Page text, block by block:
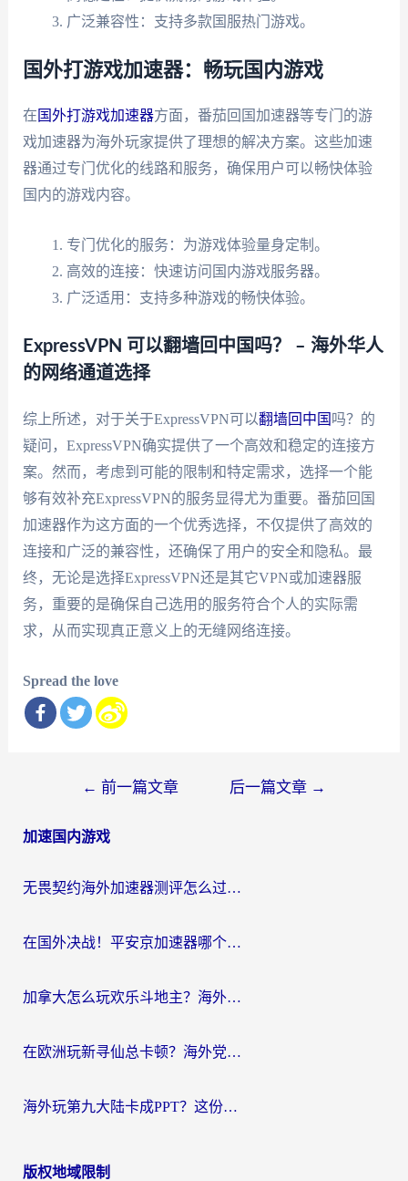
广泛兼容性：支持多款国服热门游戏。
国外打游戏加速器：畅玩国内游戏
在 国外打游戏加速器方面，番茄回国加速器等专门的游
戏加速器为海外玩家提供了理想的解决方案。这些加速
器通过专门优化的线路和服务，确保用户可以畅快体验
国内的游戏内容。
专门优化的服务：为游戏体验量身定制。
高效的连接：快速访问国内游戏服务器。
广泛适用：支持多种游戏的畅快体验。
ExpressVPN 可以翻墙回中国吗？ – 海外华人
的网络通道选择
综上所述，对于关于ExpressVPN可以翻墙回中国 吗？的
疑问，ExpressVPN确实提供了一个高效和稳定的连接方
案。然而，考虑到可能的限制和特定需求，选择一个能
够有效补充ExpressVPN的服务显得尤为重要。番茄回国
加速器作为这方面的一个优秀选择，不仅提供了高效的
连接和广泛的兼容性，还确保了用户的安全和隐私。最
终，无论是选择ExpressVPN还是其它VPN或加速器服
务，重要的是确保自己选用的服务符合个人的实际需
求，从而实现真正意义上的无缝网络连接。
Spread the love
导
← 前一篇文章 后一篇文章 →
加速国内游戏
无畏契约海外加速器测评怎么过？海外玩家亲测实用指南（附小众技巧）
在国外决战！平安京加速器哪个好用一点？老玩家亲测番茄加速器全解析
加拿大怎么玩欢乐斗地主？海外党国服游戏加速终极指南（附绝地求生未来之役300英雄实测）
在欧洲玩新寻仙总卡顿？海外党必看的国服游戏加速全攻略
海外玩第九大陆卡成PPT？这份网络加速指南帮你丝滑上分
版权地域限制